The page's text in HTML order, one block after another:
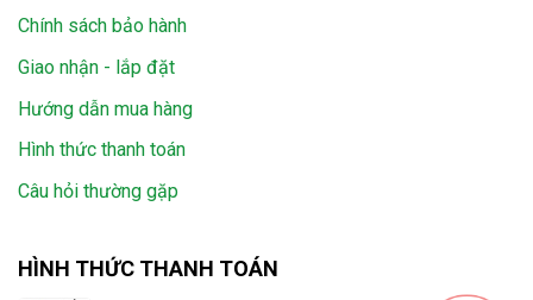
Chính sách bảo hành
Giao nhận - lắp đặt
Hướng dẫn mua hàng
Hình thức thanh toán
Câu hỏi thường gặp
HÌNH THỨC THANH TOÁN